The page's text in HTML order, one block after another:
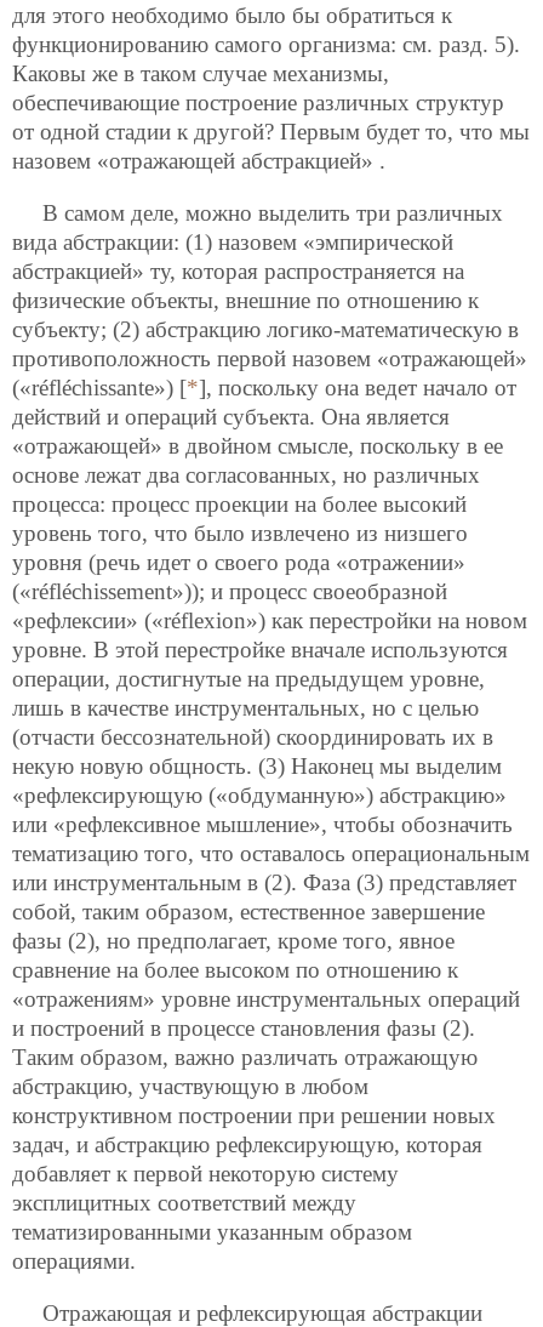
для этого необходимо было бы обратиться к
функционированию самого организма: см. разд. 5).
Каковы же в таком случае механизмы,
обеспечивающие построение различных структур
от одной стадии к другой? Первым будет то, что мы
назовем «отражающей абстракцией» .
В самом деле, можно выделить три различных
вида абстракции: (1) назовем «эмпирической
абстракцией» ту, которая распространяется на
физические объекты, внешние по отношению к
субъекту; (2) абстракцию логико-математическую в
противоположность первой назовем «отражающей»
(«réfléchissante») [*], поскольку она ведет начало от
действий и операций субъекта. Она является
«отражающей» в двойном смысле, поскольку в ее
основе лежат два согласованных, но различных
процесса: процесс проекции на более высокий
уровень того, что было извлечено из низшего
уровня (речь идет о своего рода «отражении»
(«réfléchissement»)); и процесс своеобразной
«рефлексии» («réflexion») как перестройки на новом
уровне. В этой перестройке вначале используются
операции, достигнутые на предыдущем уровне,
лишь в качестве инструментальных, но с целью
(отчасти бессознательной) скоординировать их в
некую новую общность. (3) Наконец мы выделим
«рефлексирующую («обдуманную») абстракцию»
или «рефлексивное мышление», чтобы обозначить
тематизацию того, что оставалось операциональным
или инструментальным в (2). Фаза (3) представляет
собой, таким образом, естественное завершение
фазы (2), но предполагает, кроме того, явное
сравнение на более высоком по отношению к
«отражениям» уровне инструментальных операций
и построений в процессе становления фазы (2).
Таким образом, важно различать отражающую
абстракцию, участвующую в любом
конструктивном построении при решении новых
задач, и абстракцию рефлексирующую, которая
добавляет к первой некоторую систему
эксплицитных соответствий между
тематизированными указанным образом
операциями.
Отражающая и рефлексирующая абстракции